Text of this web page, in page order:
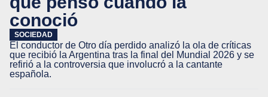
conoció
SOCIEDAD
El conductor de Otro día perdido analizó la ola de críticas
que recibió la Argentina tras la final del Mundial 2026 y se
refirió a la controversia que involucró a la cantante
española.